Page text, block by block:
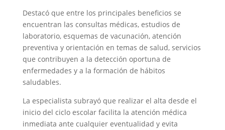
Destacó que entre los principales beneficios se
encuentran las consultas médicas, estudios de
laboratorio, esquemas de vacunación, atención
preventiva y orientación en temas de salud, servicios
que contribuyen a la detección oportuna de
enfermedades y a la formación de hábitos
saludables.
La especialista subrayó que realizar el alta desde el
inicio del ciclo escolar facilita la atención médica
inmediata ante cualquier eventualidad y evita